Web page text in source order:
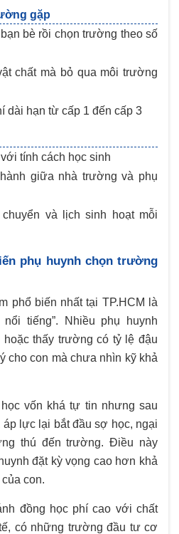
gặp
bè rồi chọn trường theo số
chất mà bỏ qua môi trường
dài hạn từ cấp 1 đến cấp 3
tính cách học sinh
giữa nhà trường và phụ
và lịch sinh hoạt mỗi
phụ huynh chọn trường
phổ biến nhất tại TP.HCM là
tiếng”. Nhiều phụ huynh
thấy trường có tỷ lệ đậu
cho con mà chưa nhìn kỹ khả
vốn khá tự tin nhưng sau
lực lại bắt đầu sợ học, ngại
thú đến trường. Điều này
đặt kỳ vọng cao hơn khả
con.
đồng học phí cao với chất
có những trường đầu tư cơ